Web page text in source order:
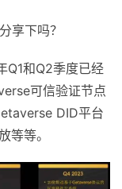
享下吗？
Q1和Q2季度已经
可信验证节点
DID平台
等等。